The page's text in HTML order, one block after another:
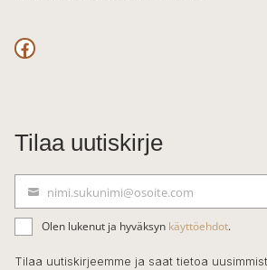
Facebook
Tilaa uutiskirje
ä
h
k
nimi.sukunimi@osoite.com
Olen lukenut ja hyväksyn käyttöehdot.
Tilaa uutiskirjeemme ja saat tietoa